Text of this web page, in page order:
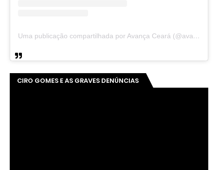
Uma publicação compartilhada por Avança Ceará (@avancaceara)
CIRO GOMES E AS GRAVES DENÚNCIAS